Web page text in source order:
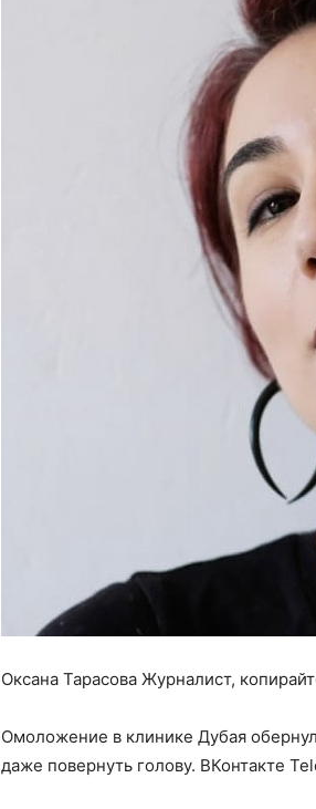
Оксана Тарасова Журналист,
Омоложение в клинике Дубая
даже повернуть голову. ВКонтакте